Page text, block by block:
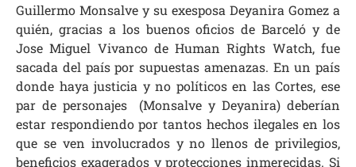
Guillermo Monsalve y su exesposa Deyanira Gomez a
quién, gracias a los buenos oficios de Barceló y de
Jose Miguel Vivanco de Human Rights Watch, fue
sacada del país por supuestas amenazas. En un país
donde haya justicia y no políticos en las Cortes, ese
par de personajes (Monsalve y Deyanira) deberían
estar respondiendo por tantos hechos ilegales en los
que se ven involucrados y no llenos de privilegios,
beneficios exagerados y protecciones inmerecidas. Si